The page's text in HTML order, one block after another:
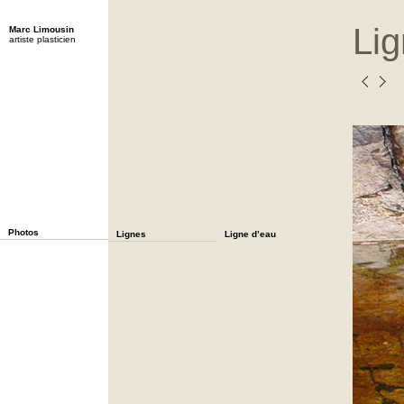
Marc Limousin
artiste plasticien
Photos Lignes Ligne d’eau